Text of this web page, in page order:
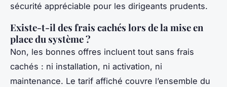
sécurité appréciable pour les dirigeants prudents.
Existe-t-il des frais cachés lors de la mise en
place du système ?
Non, les bonnes offres incluent tout sans frais
cachés : ni installation, ni activation, ni
maintenance. Le tarif affiché couvre l’ensemble du